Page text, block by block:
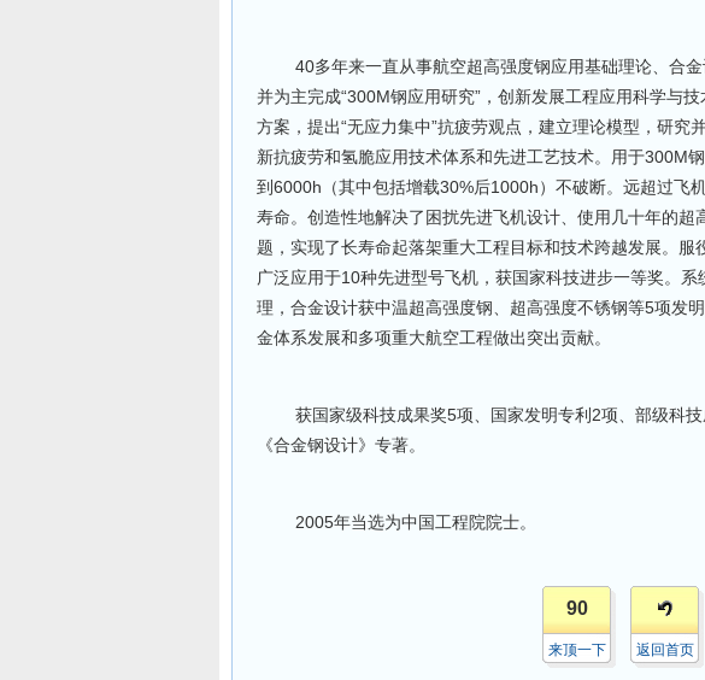
40多年来一直从事航空超高强度钢应用基础理论、合金
并为主完成“300M钢应用研究”，创新发展工程应用科学与
方案，提出“无应力集中”抗疲劳观点，建立理论模型，研究
新抗疲劳和氢脆应用技术体系和先进工艺技术。用于300M
到6000h（其中包括增载30%后1000h）不破断。远超过飞
寿命。创造性地解决了困扰先进飞机设计、使用几十年的超
题，实现了长寿命起落架重大工程目标和技术跨越发展。服
广泛应用于10种先进型号飞机，获国家科技进步一等奖。
理，合金设计获中温超高强度钢、超高强度不锈钢等5项发
金体系发展和多项重大航空工程做出突出贡献。
获国家级科技成果奖5项、国家发明专利2项、部级科技
《合金钢设计》专著。
2005年当选为中国工程院院士。
90
来顶一下 返回首页